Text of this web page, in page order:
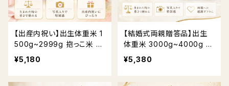
【出産内祝い】出生体重米 1
500g~2999g 抱っこ米 体
重米｜写真入り・名入れ対
応 送料無料
¥5,180
【結婚式両親贈答品】出生
体重米 3000g~4000g 抱
っこ米 体重米｜写真入り・
名入れ対応 送料無料
¥5,380